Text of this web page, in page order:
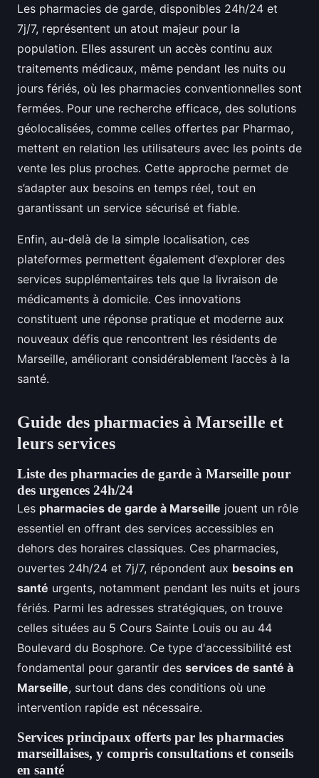
Les pharmacies de garde, disponibles 24h/24 et
7j/7, représentent un atout majeur pour la
population. Elles assurent un accès continu aux
traitements médicaux, même pendant les nuits ou
jours fériés, où les pharmacies conventionnelles sont
fermées. Pour une recherche efficace, des solutions
géolocalisées, comme celles offertes par Pharmao,
mettent en relation les utilisateurs avec les points de
vente les plus proches. Cette approche permet de
s’adapter aux besoins en temps réel, tout en
garantissant un service sécurisé et fiable.
Enfin, au-delà de la simple localisation, ces
plateformes permettent également d’explorer des
services supplémentaires tels que la livraison de
médicaments à domicile. Ces innovations
constituent une réponse pratique et moderne aux
nouveaux défis que rencontrent les résidents de
Marseille, améliorant considérablement l’accès à la
santé.
Guide des pharmacies à Marseille et
leurs services
Liste des pharmacies de garde à Marseille pour
des urgences 24h/24
Les pharmacies de garde à Marseille jouent un rôle
essentiel en offrant des services accessibles en
dehors des horaires classiques. Ces pharmacies,
ouvertes 24h/24 et 7j/7, répondent aux besoins en
santé urgents, notamment pendant les nuits et jours
fériés. Parmi les adresses stratégiques, on trouve
celles situées au 5 Cours Sainte Louis ou au 44
Boulevard du Bosphore. Ce type d'accessibilité est
fondamental pour garantir des services de santé à
Marseille, surtout dans des conditions où une
intervention rapide est nécessaire.
Services principaux offerts par les pharmacies
marseillaises, y compris consultations et conseils
en santé